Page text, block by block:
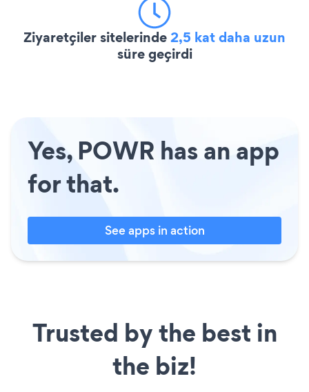
Ziyaretçiler sitelerinde2,5 kat daha uzun
süre geçirdi
Yes, POWR has an app
for that.
See apps in action
Trusted by the best in
the biz!